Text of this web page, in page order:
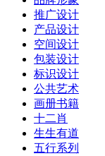
推广设计
产品设计
空间设计
包装设计
标识设计
公共艺术
画册书籍
十二肖
生生有道
五行系列